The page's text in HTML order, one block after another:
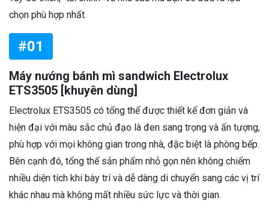
chọn phù hợp nhất.
#01
Máy nướng bánh mì sandwich Electrolux
ETS3505 [khuyên dùng]
Electrolux ETS3505 có tổng thể được thiết kế đơn giản và
hiện đại với màu sắc chủ đạo là đen sang trọng và ấn tượng,
phù hợp với mọi không gian trong nhà, đặc biệt là phòng bếp.
Bên cạnh đó, tổng thể sản phẩm nhỏ gọn nên không chiếm
nhiều diện tích khi bày trí và dễ dàng di chuyển sang các vị trí
khác nhau mà không mất nhiều sức lực và thời gian.